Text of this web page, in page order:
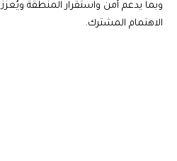
وبما يدعم أمن واستقرار المنطقة
الاهتمام المشترك.